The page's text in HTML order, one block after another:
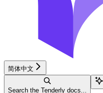
简体中文
Search the Tenderly docs...